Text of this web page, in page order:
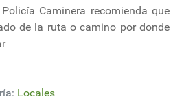
Caminera recomienda que
de la ruta o camino por donde
Locales